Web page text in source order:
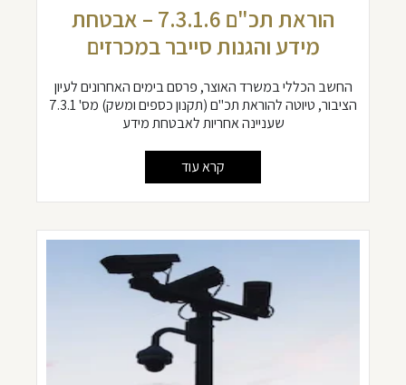
הוראת תכ"ם 7.3.1.6 – אבטחת
מידע והגנות סייבר במכרזים
החשב הכללי במשרד האוצר, פרסם בימים האחרונים לעיון
הציבור, טיוטה להוראת תכ''ם (תקנון כספים ומשק) מס' 7.3.1
שעניינה אחריות לאבטחת מידע
קרא עוד